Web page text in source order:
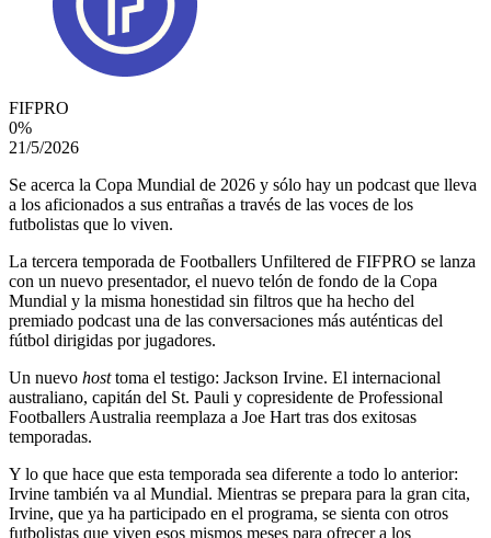
FIFPRO
0%
21/5/2026
Se acerca la Copa Mundial de 2026 y sólo hay un podcast que lleva
a los aficionados a sus entrañas a través de las voces de los
futbolistas que lo viven.
La tercera temporada de Footballers Unfiltered de FIFPRO se lanza
con un nuevo presentador, el nuevo telón de fondo de la Copa
Mundial y la misma honestidad sin filtros que ha hecho del
premiado podcast una de las conversaciones más auténticas del
fútbol dirigidas por jugadores.
Un nuevo hosttoma el testigo: Jackson Irvine. El internacional
australiano, capitán del St. Pauli y copresidente de Professional
Footballers Australia reemplaza a Joe Hart tras dos exitosas
temporadas.
Y lo que hace que esta temporada sea diferente a todo lo anterior:
Irvine también va al Mundial. Mientras se prepara para la gran cita,
Irvine, que ya ha participado en el programa, se sienta con otros
futbolistas que viven esos mismos meses para ofrecer a los